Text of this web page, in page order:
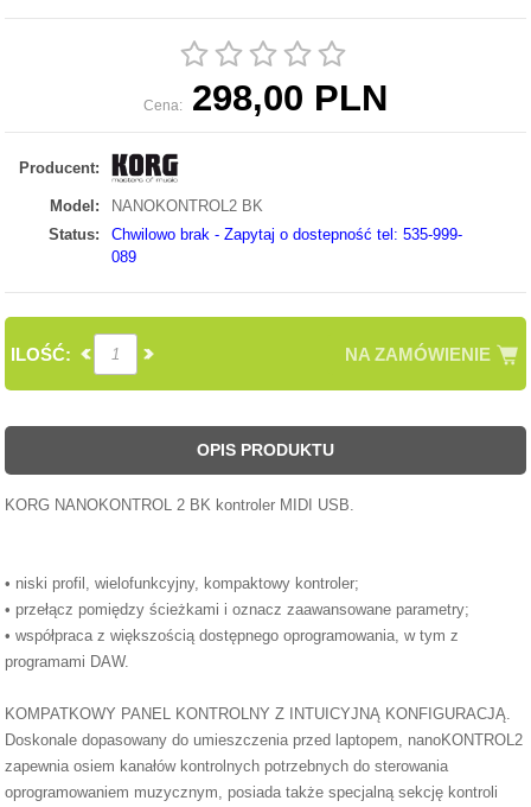
Cena: 298,00 PLN
Producent:
Model:
NANOKONTROL2 BK
Status:
Chwilowo brak - Zapytaj o dostepność tel: 535-999-
089
NA ZAMÓWIENIE
ILOŚĆ:
OPIS PRODUKTU
KORG NANOKONTROL 2 BK kontroler MIDI USB.
• niski profil, wielofunkcyjny, kompaktowy kontroler;
• przełącz pomiędzy ścieżkami i oznacz zaawansowane parametry;
• współpraca z większością dostępnego oprogramowania, w tym z
programami DAW.
KOMPATKOWY PANEL KONTROLNY Z INTUICYJNĄ KONFIGURACJĄ.
Doskonale dopasowany do umieszczenia przed laptopem, nanoKONTROL2
zapewnia osiem kanałów kontrolnych potrzebnych do sterowania
oprogramowaniem muzycznym, posiada także specjalną sekcję kontroli